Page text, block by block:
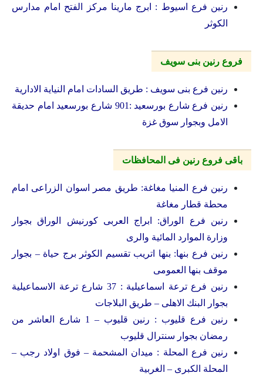
رنين فرع اسيوط : ابرج مارينا مركز الفتح امام مدارس
الكوثر
فروع رنين بنى سويف
رنين فرع بنى سويف : طريق السادات امام النياية الادارية
رنين فرع شارع بورسعيد :901 شارع بورسعيد امام حديقة
الامل وبجوار سوق غزة
باقى فروع رنين فى المحافظات
رنين فرع المنيا مغاغة: طريق مصر اسوان الزراعى امام
محطة قطار مغاغة
رنين فرع الوراق: ابراج العربى كورنيش الوراق بجوار
وزارة الموارد المائية والرى
رنين فرع بنها: بنها اتريب تقسيم الكوثر برج حياة – بجوار
موقف بنها العمومى
رنين فرع ترعة اسماعيلية : 37 شارع ترعة الاسماعيلية
بجوار البنك الاهلى – طريق البلاجات
رنين فرع قليوب : رنين قليوب – 1 شارع العاشر من
رمضان بجوار سنترال قليوب
رنين فرع المحلة : ميدان المشحمة – فوق اولاد رجب –
المحلة الكبرى – الغربية